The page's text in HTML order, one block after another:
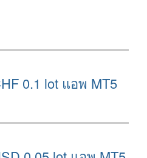
0.1 lot แอพ MT5